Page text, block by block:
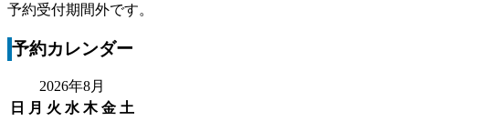
予約受付期間外です。
予約カレンダー
2026年8月
日
月 火 水 木 金 土